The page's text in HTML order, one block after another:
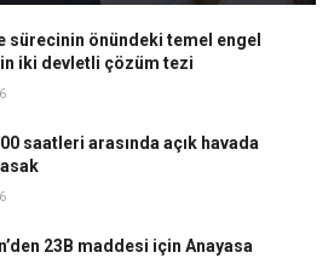
sürecinin önündeki temel engel
iki devletli çözüm tezi
saatleri arasında açık havada
23B maddesi için Anayasa